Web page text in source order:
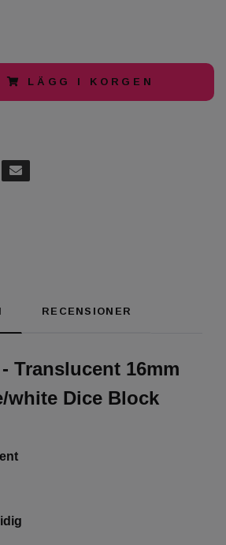
LÄGG I KORGEN
RECENSIONER
Translucent 16mm
white Dice Block